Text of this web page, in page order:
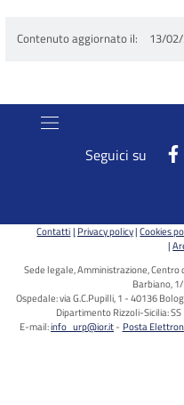
Contenuto aggiornato il 13/
Seguici su
Contatti Privacy policy Cookies
Sede legale, Amministrazione,
Barbiano,
Ospedale: via G.C.Pupilli, 1 - 40136
Dipartimento Rizzoli-Sicilia:
E-mail:info_urp@ior.it Posta